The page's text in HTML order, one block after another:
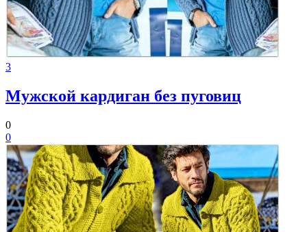
3
Мужской кардиган без пуговиц
0
0